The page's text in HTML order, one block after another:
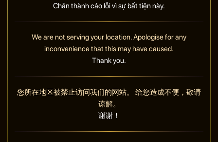
Chân thành cáo lỗi vì sự bất tiện này.
We are not serving your location. Apologise for any
inconvenience that this may have caused.
Thank you.
您所在地区被禁止访问我们的网站。 给您造成不便，敬请
谅解。
谢谢！